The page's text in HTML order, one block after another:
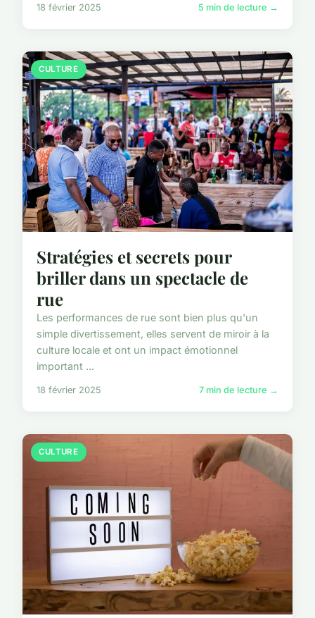
18 février 2025 5 min de lecture →
CULTURE
Stratégies et secrets pour
briller dans un spectacle de
rue
Les performances de rue sont bien plus qu'un
simple divertissement, elles servent de miroir à la
culture locale et ont un impact émotionnel
important ...
18 février 2025 7 min de lecture →
CULTURE